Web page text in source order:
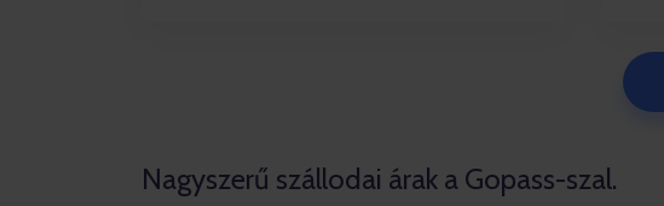
Nagyszerű szállodai árak a Gopass-szal.